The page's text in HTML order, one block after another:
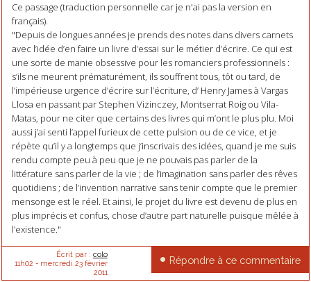
Ce passage (traduction personnelle car je n'ai pas la version en
français).
"Depuis de longues années je prends des notes dans divers carnets
avec l’idée d’en faire un livre d’essai sur le métier d’écrire. Ce qui est
une sorte de manie obsessive pour les romanciers professionnels :
s’ils ne meurent prématurément, ils souffrent tous, tôt ou tard, de
l’impérieuse urgence d’écrire sur l’écriture, d’ Henry James à Vargas
Llosa en passant par Stephen Vizinczey, Montserrat Roig ou Vila-
Matas, pour ne citer que certains des livres qui m’ont le plus plu. Moi
aussi j’ai senti l’appel furieux de cette pulsion ou de ce vice, et je
répète qu’il y a longtemps que j’inscrivais des idées, quand je me suis
rendu compte peu à peu que je ne pouvais pas parler de la
littérature sans parler de la vie ; de l’imagination sans parler des rêves
quotidiens ; de l’invention narrative sans tenir compte que le premier
mensonge est le réel. Et ainsi, le projet du livre est devenu de plus en
plus imprécis et confus, chose d’autre part naturelle puisque mêlée à
l’existence."
Écrit par : colo
11h02 - mercredi 23 février
2011
Répondre à ce commentaire